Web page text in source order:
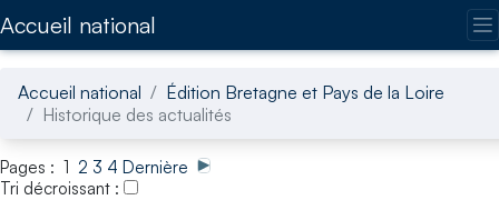
Accueil national
Accueil national
Édition Bretagne et Pays de la Loire
Historique des actualités
Pages : 1 2 3 4 Dernière
Tri décroissant :